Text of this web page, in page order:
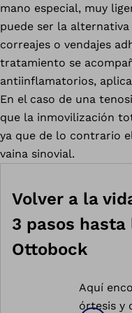
mano especial, muy
puede ser la
correajes o vendajes
tratamiento se
antiinflamatorios,
En el caso de una
que la inmovilización
ya que de lo contrario
vaina sinovial.
Volver a la
3 pasos
Ottobock
Aquí
órtesis y